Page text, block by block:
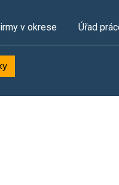
v okrese Úřad